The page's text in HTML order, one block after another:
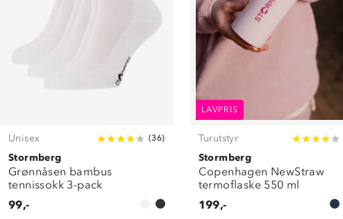
Unisex (36)
Stormberg
Grønnåsen bambus
tennissokk 3-pack
99,-
LAVPRIS
Turutstyr
Stormberg
Copenhagen NewStraw
termoflaske 550 ml
199,-